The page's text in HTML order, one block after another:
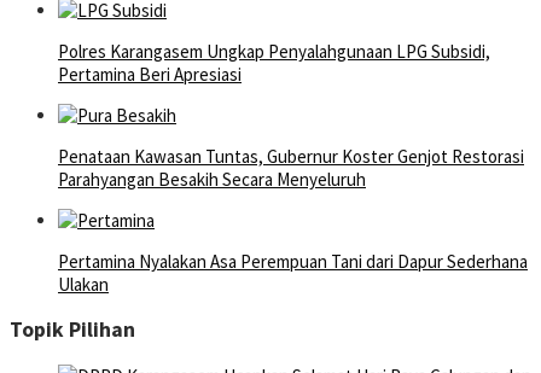
Polres Karangasem Ungkap Penyalahgunaan LPG Subsidi,
Pertamina Beri Apresiasi
Penataan Kawasan Tuntas, Gubernur Koster Genjot Restorasi
Parahyangan Besakih Secara Menyeluruh
Pertamina Nyalakan Asa Perempuan Tani dari Dapur Sederhana
Ulakan
Topik Pilihan